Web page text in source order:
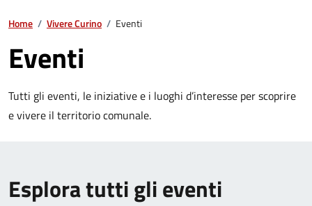
Home / Vivere Curino / Eventi
Eventi
Tutti gli eventi, le iniziative e i luoghi d’interesse per scoprire
e vivere il territorio comunale.
Esplora tutti gli eventi